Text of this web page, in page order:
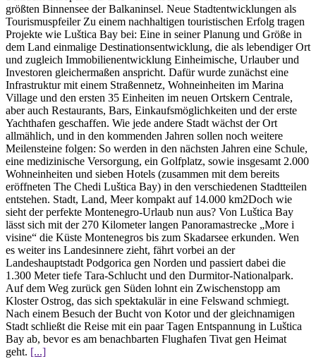
größten Binnensee der Balkaninsel. Neue Stadtentwicklungen als
Tourismuspfeiler Zu einem nachhaltigen touristischen Erfolg tragen
Projekte wie Luštica Bay bei: Eine in seiner Planung und Größe in
dem Land einmalige Destinationsentwicklung, die als lebendiger Ort
und zugleich Immobilienentwicklung Einheimische, Urlauber und
Investoren gleichermaßen anspricht. Dafür wurde zunächst eine
Infrastruktur mit einem Straßennetz, Wohneinheiten im Marina
Village und den ersten 35 Einheiten im neuen Ortskern Centrale,
aber auch Restaurants, Bars, Einkaufsmöglichkeiten und der erste
Yachthafen geschaffen. Wie jede andere Stadt wächst der Ort
allmählich, und in den kommenden Jahren sollen noch weitere
Meilensteine folgen: So werden in den nächsten Jahren eine Schule,
eine medizinische Versorgung, ein Golfplatz, sowie insgesamt 2.000
Wohneinheiten und sieben Hotels (zusammen mit dem bereits
eröffneten The Chedi Luštica Bay) in den verschiedenen Stadtteilen
entstehen. Stadt, Land, Meer kompakt auf 14.000 km2Doch wie
sieht der perfekte Montenegro-Urlaub nun aus? Von Luštica Bay
lässt sich mit der 270 Kilometer langen Panoramastrecke „More i
visine“ die Küste Montenegros bis zum Skadarsee erkunden. Wen
es weiter ins Landesinnere zieht, fährt vorbei an der
Landeshauptstadt Podgorica gen Norden und passiert dabei die
1.300 Meter tiefe Tara-Schlucht und den Durmitor-Nationalpark.
Auf dem Weg zurück gen Süden lohnt ein Zwischenstopp am
Kloster Ostrog, das sich spektakulär in eine Felswand schmiegt.
Nach einem Besuch der Bucht von Kotor und der gleichnamigen
Stadt schließt die Reise mit ein paar Tagen Entspannung in Luštica
Bay ab, bevor es am benachbarten Flughafen Tivat gen Heimat
geht. [...]